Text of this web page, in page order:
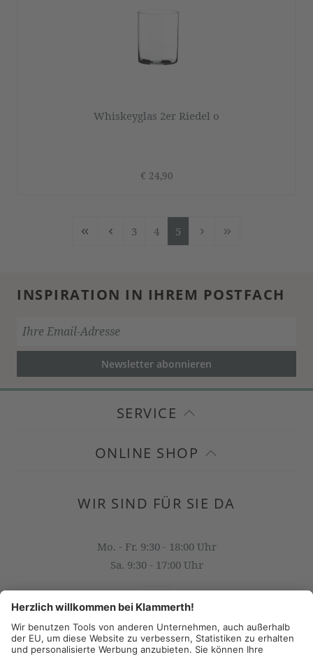
Whiskeyglas 2er Riedel o
€ 24,90
Seite
3 Seite
4 Seite
5
INSPIRATION IN IHREM POSTFACH
Newsletter abonnieren
SERVICE
ONLINE SHOP
WIR SIND FÜR SIE DA
Mo. - Fr. 9:30 - 18:00 Uhr
Sa. 9:30 - 17:00 Uhr
OFFICE@KLAMMERTH.AT
+43 316 825 618 0